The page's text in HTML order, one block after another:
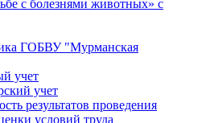
с болезнями животных» c
ГОБВУ "Мурманская
учет
учет
результатов проведения
условий труда